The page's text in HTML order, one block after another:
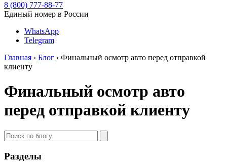
8 (800) 777-88-77
Единый номер в России
WhatsApp
Telegram
Главная › Блог › Финальный осмотр авто перед отправкой
клиенту
Финальный осмотр авто
перед отправкой клиенту
Разделы